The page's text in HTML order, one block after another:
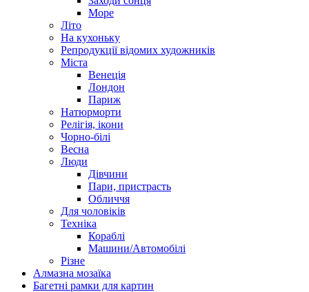
Море
Літо
На кухоньку
Репродукції відомих художників
Міста
Венеція
Лондон
Париж
Натюрморти
Релігія, ікони
Чорно-білі
Весна
Люди
Дівчини
Пари, пристрасть
Обличчя
Для чоловіків
Техніка
Кораблі
Машини/Автомобілі
Різне
Алмазна мозаїка
Багетні рамки для картин